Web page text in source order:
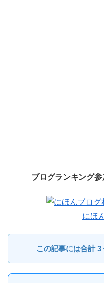
ブログランキング
にほ
この記事には合計